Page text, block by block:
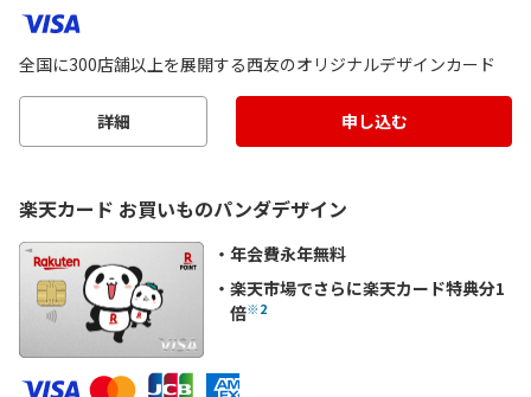
全国に300店舗以上を展開する西友のオリジナルデザインカード
詳細 申し込む
楽天カード お買いものパンダデザイン
年会費永年無料
楽天市場でさらに楽天カード特典分1
倍※2